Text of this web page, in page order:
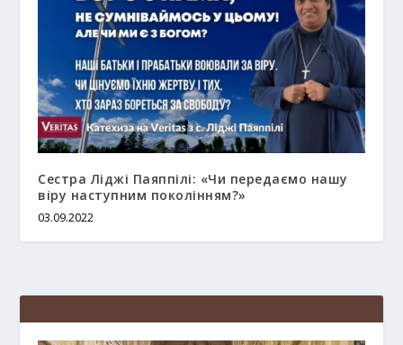
Сестра Ліджі Паяппілі: «Чи передаємо нашу
віру наступним поколінням?»
03.09.2022